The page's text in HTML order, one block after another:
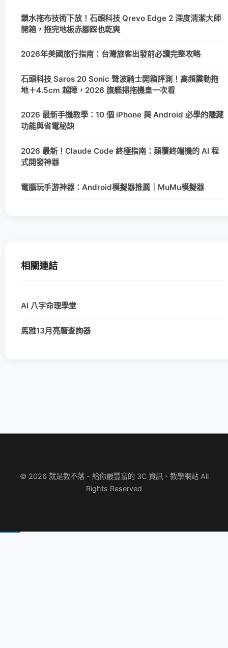
鎖水拖布技術下放！石頭科技 Qrevo Edge 2 深度清潔大師
開箱，拖完地板赤腳踩也乾爽
2026年美國旅行指南：台灣旅客出發前必讀完整攻略
石頭科技 Saros 20 Sonic 聲波騎士開箱評測！高頻震動拖
地＋4.5cm 越障，2026 旗艦掃拖機皇一次看
2026 最新手機教學：10 個 iPhone 與 Android 必學的隱藏
功能與省電秘訣
2026 最新！Claude Code 終極指南：顛覆終端機的 AI 程
式開發神器
電腦玩手游神器：Android模擬器推薦｜MuMu模擬器
相關連結
AI 八字命理學堂
馬雅13月亮曆查詢器
© 2026 就是教不落 - 給你最豐富的 3C 資訊、教學網站 All
Rights Reserved